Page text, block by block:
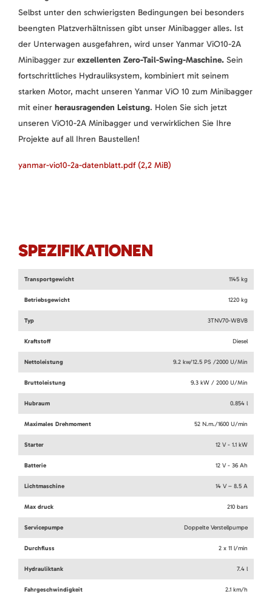
Selbst unter den schwierigsten Bedingungen bei besonders
beengten Platzverhältnissen gibt unser Minibagger alles. Ist
der Unterwagen ausgefahren, wird unser Yanmar ViO10-2A
Minibagger zur exzellenten Zero-Tail-Swing-Maschine. Sein
fortschrittliches Hydrauliksystem, kombiniert mit seinem
starken Motor, macht unseren Yanmar ViO 10 zum Minibagger
mit einer herausragenden Leistung. Holen Sie sich jetzt
unseren ViO10-2A Minibagger und verwirklichen Sie Ihre
Projekte auf all Ihren Baustellen!
yanmar-vio10-2a-datenblatt.pdf (2,2 MiB)
SPEZIFIKATIONEN
Transportgewicht 1145 kg
Betriebsgewicht 1220 kg
Typ 3TNV70-WBVB
Kraftstoff Diesel
Nettoleistung 9.2 kw/12.5 PS /2000 U/Min
Bruttoleistung 9.3 kW / 2000 U/Min
Hubraum 0.854 l
Maximales Drehmoment 52 N.m./1600 U/min
Starter 12 V - 1.1 kW
Batterie 12 V - 36 Ah
Lichtmaschine 14 V – 8.5 A
Max druck 210 bars
Servicepumpe Doppelte Verstellpumpe
Durchfluss 2 x 11 l/min
Hydrauliktank 7.4 l
Fahrgeschwindigkeit 2.1 km/h